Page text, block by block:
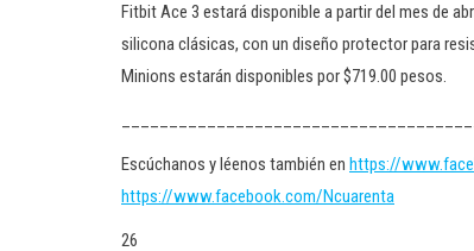
Fitbit Ace 3 estará disponible a partir del mes de
silicona clásicas, con un diseño protector para
Minions estarán disponibles por $719.00 pesos.
Escúchanos y léenos también en https://
https://www.facebook.com/Ncuarenta
26